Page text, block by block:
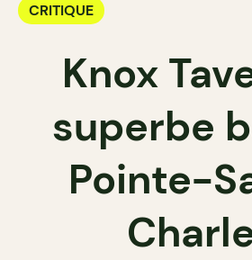
CRITIQUE
Knox
superbe
Pointe-